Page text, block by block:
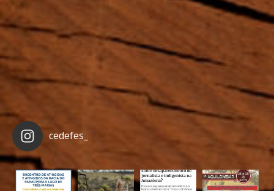
cedefes_